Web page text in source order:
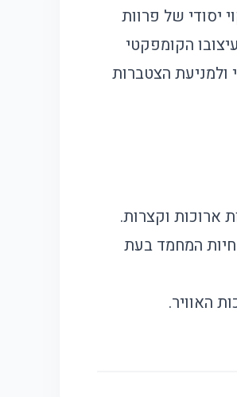
יסודי של פרוות
הקומפקטי
ולמניעת הצטברות
ארוכות וקצרות.
המחמד בעת
האוויר.